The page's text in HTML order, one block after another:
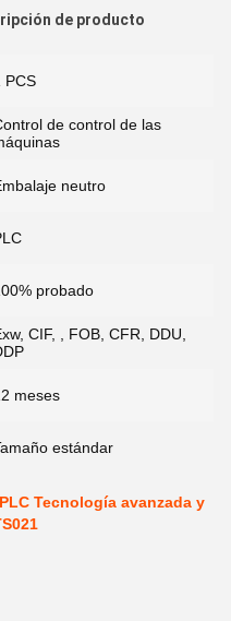
de producto
PCS
de control de las
neutro
probado
CIF, , FOB, CFR, DDU,
meses
estándar
Tecnología avanzada y